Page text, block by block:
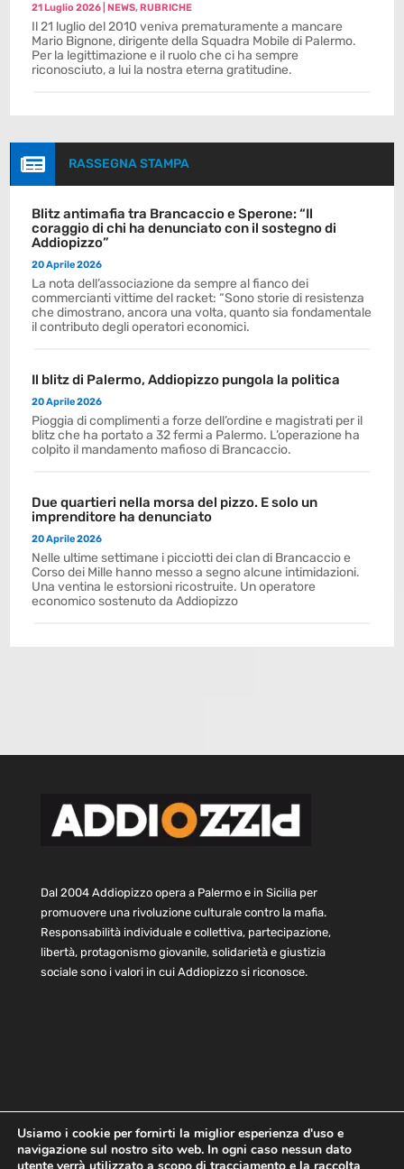
21 Luglio 2026 |NEWS,RUBRICHE
Il 21 luglio del 2010 veniva prematuramente a mancare
Mario Bignone, dirigente della Squadra Mobile di Palermo.
Per la legittimazione e il ruolo che ci ha sempre
riconosciuto, a lui la nostra eterna gratitudine.
 RASSEGNA STAMPA
Blitz antimafia tra Brancaccio e Sperone: “Il
coraggio di chi ha denunciato con il sostegno di
Addiopizzo”
20 Aprile 2026
La nota dell’associazione da sempre al fianco dei
commercianti vittime del racket: “Sono storie di resistenza
che dimostrano, ancora una volta, quanto sia fondamentale
il contributo degli operatori economici.
Il blitz di Palermo, Addiopizzo pungola la politica
20 Aprile 2026
Pioggia di complimenti a forze dell’ordine e magistrati per il
blitz che ha portato a 32 fermi a Palermo. L’operazione ha
colpito il mandamento mafioso di Brancaccio.
Due quartieri nella morsa del pizzo. E solo un
imprenditore ha denunciato
20 Aprile 2026
Nelle ultime settimane i picciotti dei clan di Brancaccio e
Corso dei Mille hanno messo a segno alcune intimidazioni.
Una ventina le estorsioni ricostruite. Un operatore
economico sostenuto da Addiopizzo
Dal 2004 Addiopizzo opera a Palermo e in Sicilia per
promuovere una rivoluzione culturale contro la mafia.
Responsabilità individuale e collettiva, partecipazione,
libertà, protagonismo giovanile, solidarietà e giustizia
sociale sono i valori in cui Addiopizzo si riconosce.
Home Statuto e bilancio
Contatti
Usiamo i cookie per fornirti la miglior esperienza d'uso e
navigazione sul nostro sito web. In ogni caso nessun dato